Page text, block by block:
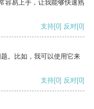
容易上手，让我能够快速熟
支持[0] 反对[0]
。比如，我可以使用它来
支持[0] 反对[0]